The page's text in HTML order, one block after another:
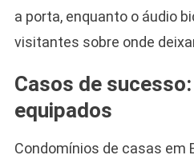
a porta, enquanto o áudio
visitantes sobre onde
Casos de
equipados
Condomínios de casas em